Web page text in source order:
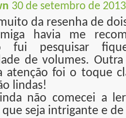
30 de setembro de
da resenha de
havia me
fui pesquisar
de volumes.
atenção foi o toque
lindas!
não comecei a
seja intrigante e